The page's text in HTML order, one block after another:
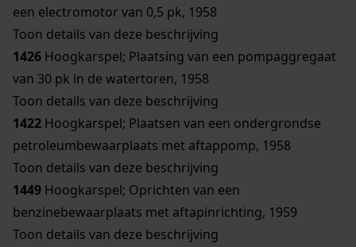
een electromotor van 0,5 pk, 1958
Toon details van deze beschrijving
1426 Hoogkarspel; Plaatsing van een pompaggregaat
van 30 pk in de watertoren, 1958
Toon details van deze beschrijving
1422 Hoogkarspel; Plaatsen van een ondergrondse
petroleumbewaarplaats met aftappomp, 1958
Toon details van deze beschrijving
1449 Hoogkarspel; Oprichten van een
benzinebewaarplaats met aftapinrichting, 1959
Toon details van deze beschrijving